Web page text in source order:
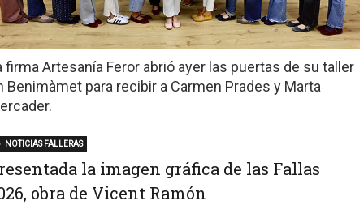
firma Artesanía Feror abrió ayer las puertas de su taller
Benimàmet para recibir a Carmen Prades y Marta
la imagen gráfica de las Fallas
obra de Vicent Ramón
NOTICIAS FALLERAS